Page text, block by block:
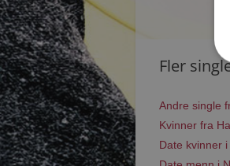
Fler
Andre single
Kvinner fra
Date kvinner